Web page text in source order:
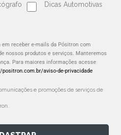
Dicas Automotivas
receber e-mails da Pósitron com
nossos produtos e serviços. Manteremos
Para maiores informações acesse
aviso-de-privacidade
e promoções de serviços de